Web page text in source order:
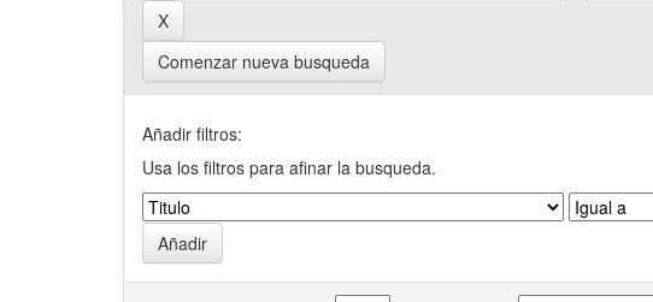
Comenzar nueva busqueda
Añadir filtros:
Usa los filtros para afinar la busqueda.